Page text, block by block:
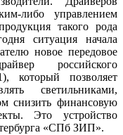
либо управлением
такого ро­да
ситуация начала
новое передовое
российского
который позволяет
светильниками,
снизить финансовую
Это устройство
«СПб ЗИП».